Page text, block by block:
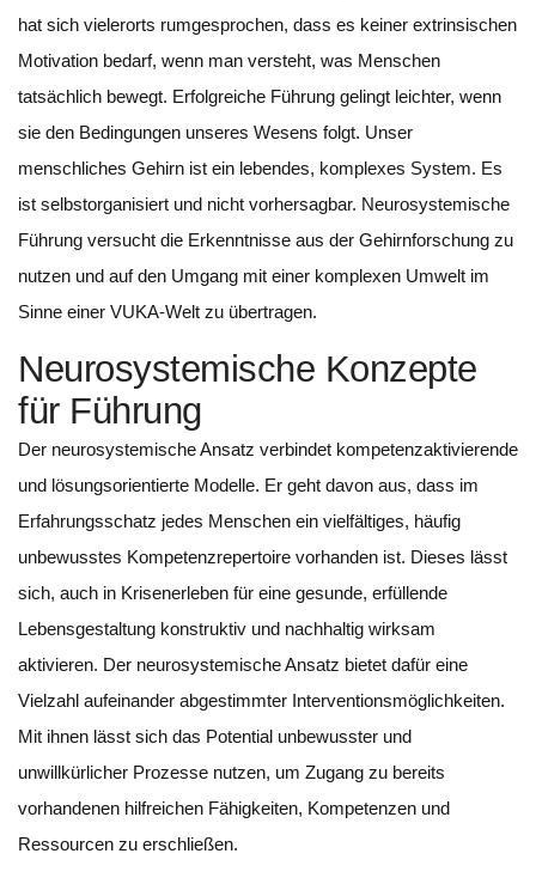
hat sich vielerorts rumgesprochen, dass es keiner extrinsischen
Motivation bedarf, wenn man versteht, was Menschen
tatsächlich bewegt. Erfolgreiche Führung gelingt leichter, wenn
sie den Bedingungen unseres Wesens folgt. Unser
menschliches Gehirn ist ein lebendes, komplexes System. Es
ist selbstorganisiert und nicht vorhersagbar. Neurosystemische
Führung versucht die Erkenntnisse aus der Gehirnforschung zu
nutzen und auf den Umgang mit einer komplexen Umwelt im
Sinne einer VUKA-Welt zu übertragen.
Neurosystemische Konzepte
für Führung
Der neurosystemische Ansatz verbindet kompetenzaktivierende
und lösungsorientierte Modelle. Er geht davon aus, dass im
Erfahrungsschatz jedes Menschen ein vielfältiges, häufig
unbewusstes Kompetenzrepertoire vorhanden ist. Dieses lässt
sich, auch in Krisenerleben für eine gesunde, erfüllende
Lebensgestaltung konstruktiv und nachhaltig wirksam
aktivieren. Der neurosystemische Ansatz bietet dafür eine
Vielzahl aufeinander abgestimmter Interventionsmöglichkeiten.
Mit ihnen lässt sich das Potential unbewusster und
unwillkürlicher Prozesse nutzen, um Zugang zu bereits
vorhandenen hilfreichen Fähigkeiten, Kompetenzen und
Ressourcen zu erschließen.